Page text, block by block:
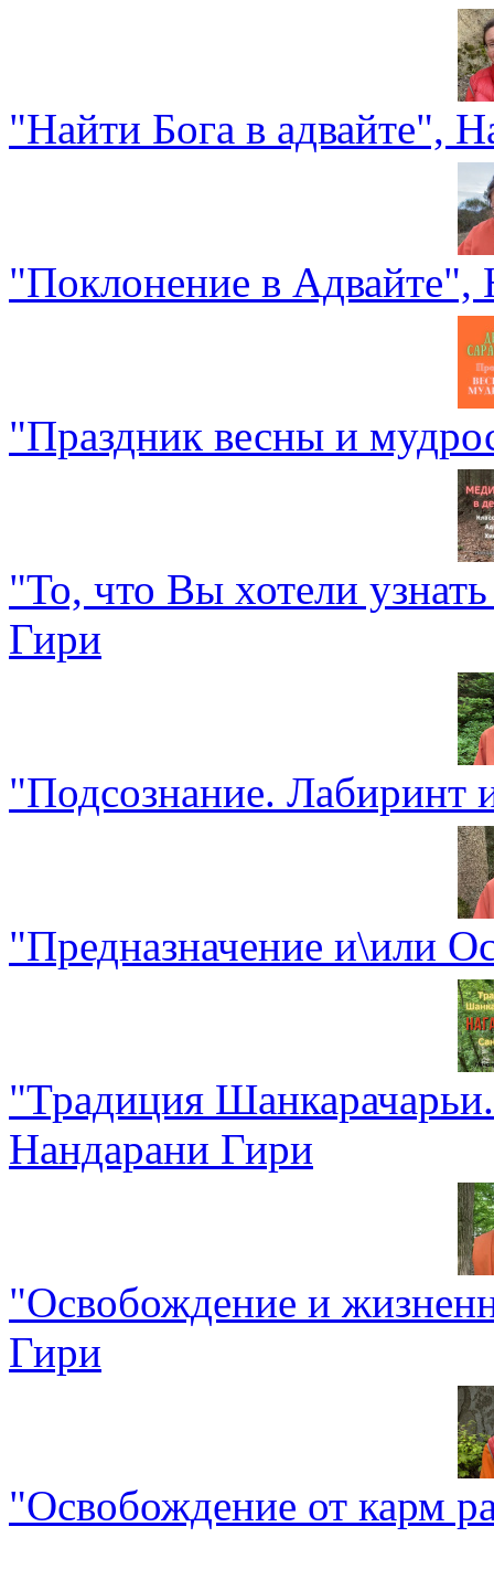
"Найти Бога в адвайте",
"Поклонение в Адвайте",
"Праздник весны и
"То, что Вы хотели
Гири
"Подсознание. Лабиринт
"Предназначение и\или
"Традиция
Нандарани Гири
"Освобождение и
Гири
"Освобождение от карм